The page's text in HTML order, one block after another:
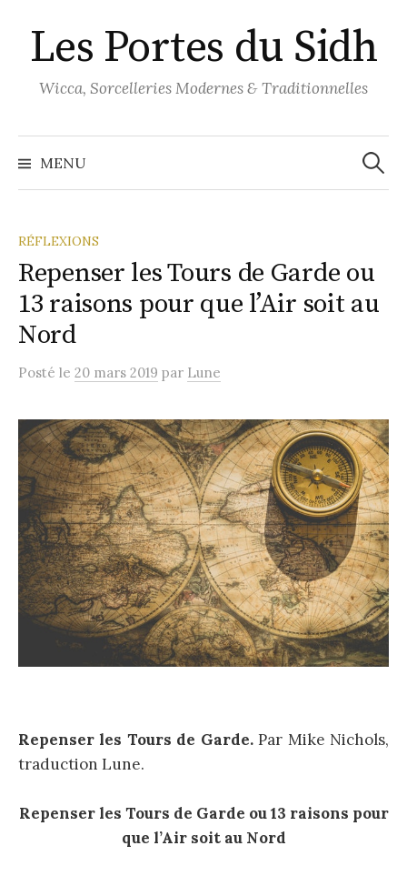
au
contenu
Les Portes du Sidh
Wicca, Sorcelleries Modernes & Traditionnelles
MENU
RÉFLEXIONS
Repenser les Tours de Garde ou
13 raisons pour que l’Air soit au
Nord
Posté le 20 mars 2019 par Lune
Repenser les Tours de Garde.Par Mike Nichols,
traduction Lune.
Repenser les Tours de Garde ou 13 raisons pour
que l’Air soit au Nord